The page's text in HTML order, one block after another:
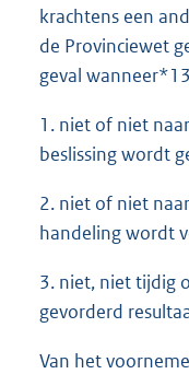
krachtens een
de Provinciewet
geval
1. niet of niet
beslissing wordt
2. niet of niet
handeling wordt
3. niet, niet tijdig
gevorderd
Van het